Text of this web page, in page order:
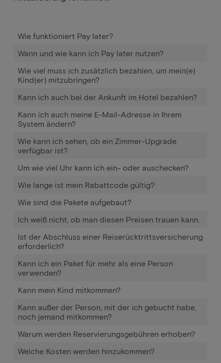
Wie funktioniert Pay later?
Wann und wie kann ich Pay later nutzen?
Wie viel muss ich zusätzlich bezahlen, um mein(e)
Kind(er) mitzubringen?
Kann ich auch bei der Ankunft im Hotel bezahlen?
Kann ich auch meine E-Mail-Adresse in Ihrem
System ändern?
Wie kann ich sehen, ob ein Zimmer-Upgrade
verfügbar ist?
Um wie viel Uhr kann ich ein- oder auschecken?
Wie lange ist mein Rabattcode gültig?
Wie sind die Pakete aufgebaut?
Ich weiß nicht, ob man diesen Preisen trauen kann.
Ist der Abschluss einer Reiserücktrittsversicherung
erforderlich?
Kann ich ein Paket für mehr als eine Person
verwenden?
Kann mein Kind mitkommen?
Kann außer der Person, mit der ich gebucht habe,
noch jemand mitkommen?
Warum werden Reservierungsgebühren erhoben?
Welche Kosten werden hinzukommen?